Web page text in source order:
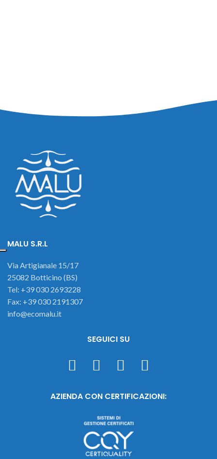
MALU S.R.L
Via Artigianale 15/17
25082 Botticino (BS)
Tel: +39 030 2693228
Fax: +39 030 2191307
info@ecomalu.it
SEGUICI SU
AZIENDA CON CERTIFICAZIONI: